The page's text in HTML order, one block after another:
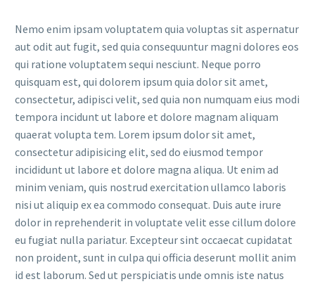
Nemo enim ipsam voluptatem quia voluptas sit aspernatur
aut odit aut fugit, sed quia consequuntur magni dolores eos
qui ratione voluptatem sequi nesciunt. Neque porro
quisquam est, qui dolorem ipsum quia dolor sit amet,
consectetur, adipisci velit, sed quia non numquam eius modi
tempora incidunt ut labore et dolore magnam aliquam
quaerat volupta tem. Lorem ipsum dolor sit amet,
consectetur adipisicing elit, sed do eiusmod tempor
incididunt ut labore et dolore magna aliqua. Ut enim ad
minim veniam, quis nostrud exercitation ullamco laboris
nisi ut aliquip ex ea commodo consequat. Duis aute irure
dolor in reprehenderit in voluptate velit esse cillum dolore
eu fugiat nulla pariatur. Excepteur sint occaecat cupidatat
non proident, sunt in culpa qui officia deserunt mollit anim
id est laborum. Sed ut perspiciatis unde omnis iste natus